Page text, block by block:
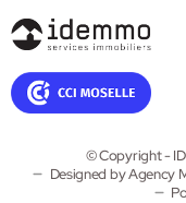
© Copyright -
Designed by Agency